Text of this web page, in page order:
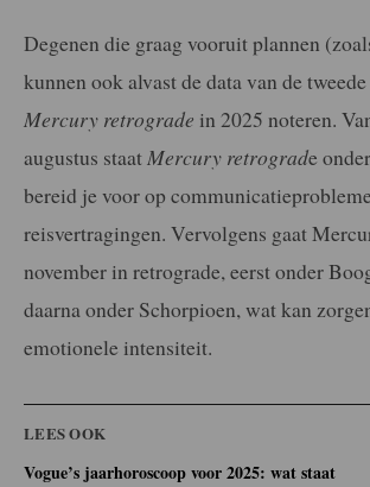
Degenen die graag vooruit plannen
kunnen ook alvast de data van de
Mercury retrograde in 2025 noteren.
augustus staatMercury retrograde
bereid je voor op
reisvertragingen. Vervolgens gaat
november in retrograde, eerst onder
daarna onder Schorpioen, wat kan
emotionele intensiteit.
LEES OOK
Vogue’s jaarhoroscoop voor 2025: wat staat